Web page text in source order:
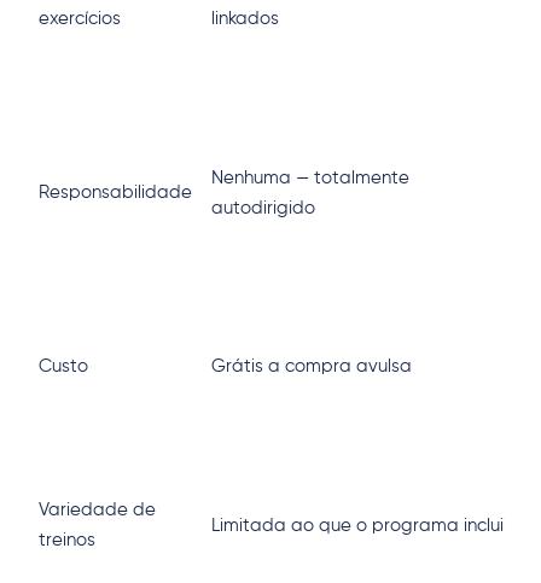
exercícios linkados
Responsabilidade
Nenhuma — totalmente
autodirigido
Custo Grátis a compra avulsa
Variedade de
treinos
Limitada ao que o programa inclui